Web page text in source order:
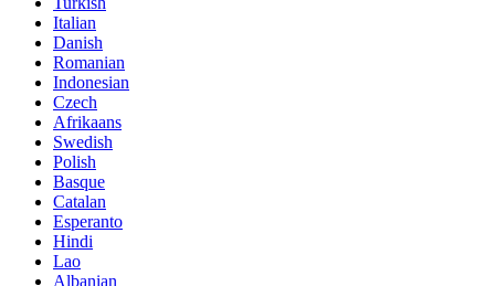
Italian
Danish
Romanian
Indonesian
Czech
Afrikaans
Swedish
Polish
Basque
Catalan
Esperanto
Hindi
Lao
Albanian